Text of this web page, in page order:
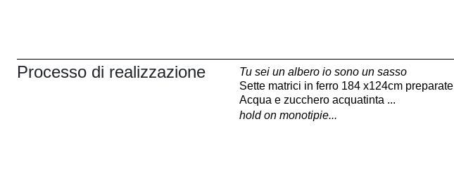
Processo di realizzazione
Tu sei un albero io sono un sasso
Sette matrici in ferro 184 x124cm preparate
Acqua e zucchero acquatinta ...
hold on monotipie...